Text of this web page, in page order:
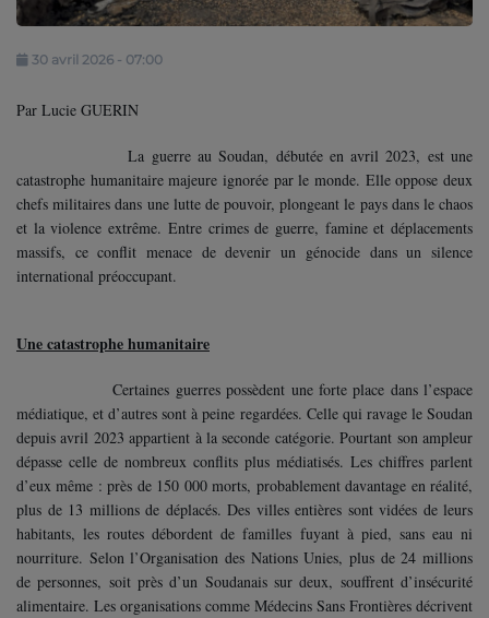
Se connecter
30 avril 2026 - 07:00
Par Lucie GUERIN
La guerre au Soudan, débutée en avril 2023, est une
catastrophe humanitaire majeure ignorée par le monde. Elle oppose deux
chefs militaires dans une lutte de pouvoir, plongeant le pays dans le chaos
et la violence extrême. Entre crimes de guerre, famine et déplacements
massifs, ce conflit menace de devenir un génocide dans un silence
international préoccupant.
Une catastrophe humanitaire
Certaines guerres possèdent une forte place dans l’espace
médiatique, et d’autres sont à peine regardées. Celle qui ravage le Soudan
depuis avril 2023 appartient à la seconde catégorie. Pourtant son ampleur
dépasse celle de nombreux conflits plus médiatisés. Les chiffres parlent
d’eux même : près de 150 000 morts, probablement davantage en réalité,
plus de 13 millions de déplacés. Des villes entières sont vidées de leurs
habitants, les routes débordent de familles fuyant à pied, sans eau ni
nourriture. Selon l’Organisation des Nations Unies, plus de 24 millions
de personnes, soit près d’un Soudanais sur deux, souffrent d’insécurité
alimentaire. Les organisations comme Médecins Sans Frontières décrivent